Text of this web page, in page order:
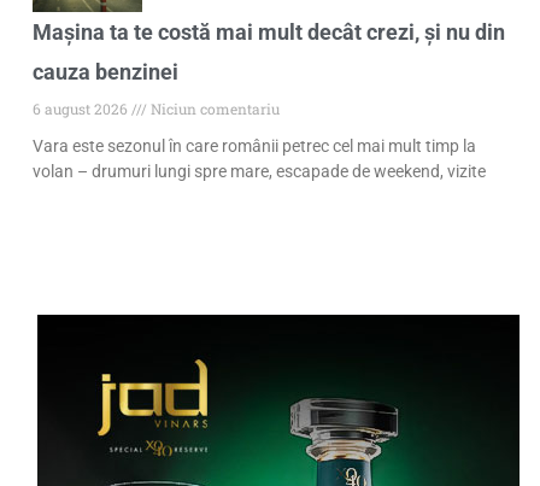
Mașina ta te costă mai mult decât crezi, și nu din
cauza benzinei
6 august 2026
Niciun comentariu
Vara este sezonul în care românii petrec cel mai mult timp la
volan – drumuri lungi spre mare, escapade de weekend, vizite